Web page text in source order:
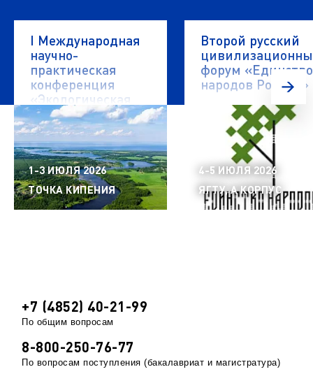
I Международная
научно-
практическая
конференция
«Экологическая
безопасность
водных объектов»
1-3 ИЮЛЯ 2026
ТОЧКА КИПЕНИЯ
Второй русский
форум «Единство
народов России»
4-5 ИЮЛЯ 2026
ЯГТУ, А КОРПУС
+7 (4852) 40-21-99
По общим вопросам
8-800-250-76-77
По вопросам поступления (бакалавриат и магистратура)